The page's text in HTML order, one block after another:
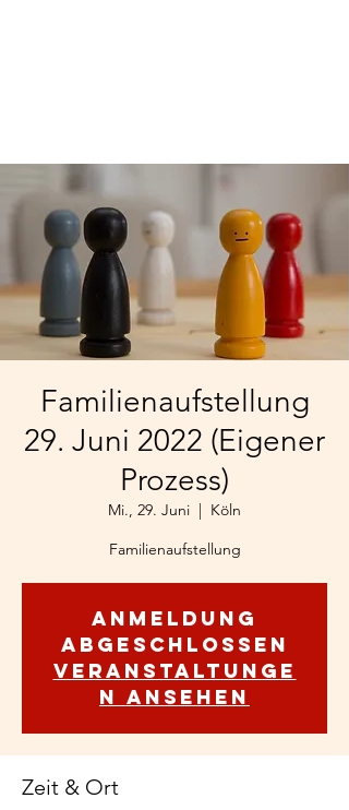
Familienaufstellung
29. Juni 2022 (Eigener
Prozess)
Mi., 29. Juni
  |
Köln
Familienaufstellung
Anmeldung
abgeschlossen
Veranstaltunge
n ansehen
Zeit & Ort